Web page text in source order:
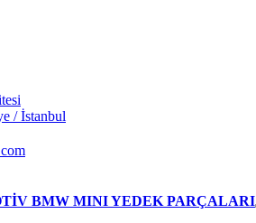
/ İstanbul
BMW MINI YEDEK PARÇALARI